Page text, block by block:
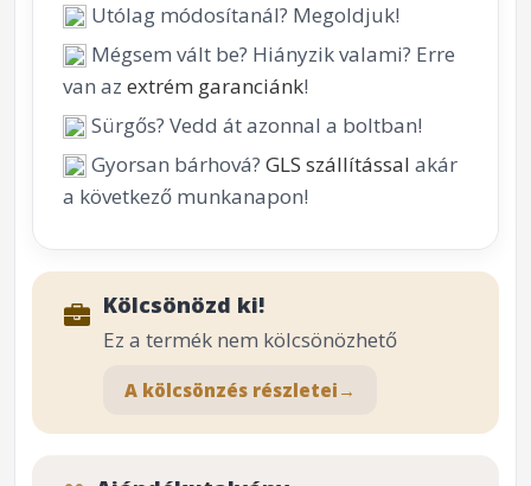
Utólag módosítanál? Megoldjuk!
Mégsem vált be? Hiányzik valami? Erre
van az extrém garanciánk!
Sürgős? Vedd át azonnal a boltban!
Gyorsan bárhová? GLS szállítással akár
a következő munkanapon!
Kölcsönözd ki!
Ez a termék nem kölcsönözhető
A kölcsönzés részletei →